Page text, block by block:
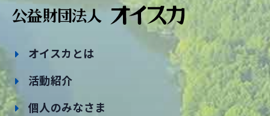
オイスカとは
活動紹介
個人のみなさま